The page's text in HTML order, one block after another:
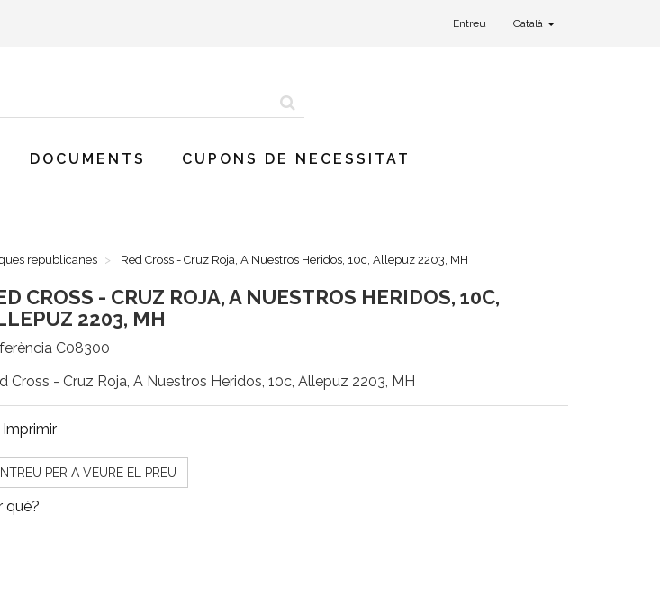
Entreu Català
DOCUMENTS CUPONS DE NECESSITAT
republicanes Red Cross - Cruz Roja, A Nuestros Heridos, 10c, Allepuz 2203, MH
CROSS - CRUZ ROJA, A NUESTROS HERIDOS, 10C,
2203, MH
C08300
Cross - Cruz Roja, A Nuestros Heridos, 10c, Allepuz 2203, MH
Imprimir
PER A VEURE EL PREU
què?